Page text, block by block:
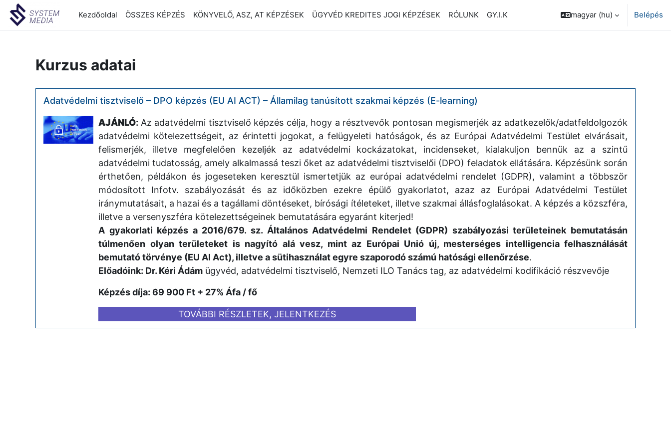
Tovább a fő tartalomhoz
Kezdőoldal
ÖSSZES KÉPZÉS KÖNYVELŐ, ASZ, AT KÉPZÉSEK ÜGYVÉD KREDITES JOGI KÉPZÉSEK RÓLUNK GY.I.K magyar ‎(hu)‎ Belépés
Kurzus adatai
Adatvédelmi tisztviselő – DPO képzés (EU AI ACT) – Államilag tanúsított szakmai képzés (E-learning)
AJÁNLÓ: Az adatvédelmi tisztviselő képzés célja, hogy a résztvevők pontosan megismerjék az adatkezelők/adatfeldolgozók
adatvédelmi kötelezettségeit, az érintetti jogokat, a felügyeleti hatóságok, és az Európai Adatvédelmi Testület elvárásait,
felismerjék, illetve megfelelően kezeljék az adatvédelmi kockázatokat, incidenseket, kialakuljon bennük az a szintű
adatvédelmi tudatosság, amely alkalmassá teszi őket az adatvédelmi tisztviselői (DPO) feladatok ellátására. Képzésünk során
érthetően, példákon és jogeseteken keresztül ismertetjük az európai adatvédelmi rendelet (GDPR), valamint a többször
módosított Infotv. szabályozását és az időközben ezekre épülő gyakorlatot, azaz az Európai Adatvédelmi Testület
iránymutatásait, a hazai és a tagállami döntéseket, bírósági ítéleteket, illetve szakmai állásfoglalásokat. A képzés a közszféra,
illetve a versenyszféra kötelezettségeinek bemutatására egyaránt kiterjed!
A gyakorlati képzés a 2016/679. sz. Általános Adatvédelmi Rendelet (GDPR) szabályozási területeinek bemutatásán
túlmenően olyan területeket is nagyító alá vesz, mint az Európai Unió új, mesterséges intelligencia felhasználását
bemutató törvénye (EU AI Act), illetve a sütihasználat egyre szaporodó számú hatósági ellenőrzése.
Előadóink: Dr. Kéri Ádám ügyvéd, adatvédelmi tisztviselő, Nemzeti ILO Tanács tag, az adatvédelmi kodifikáció részvevője
Képzés díja: 69 900 Ft + 27% Áfa / fő
TOVÁBBI RÉSZLETEK, JELENTKEZÉS